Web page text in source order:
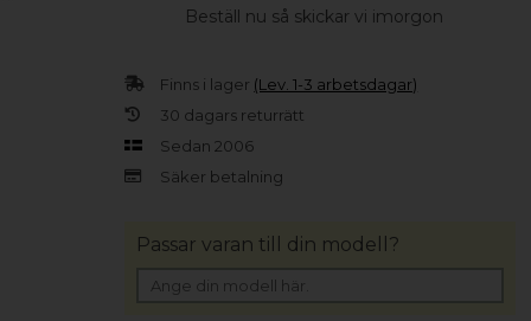
Beställ nu så skickar vi imorgon
Finns i lager (Lev. 1-3 arbetsdagar)
30 dagars returrätt
Sedan 2006
Säker betalning
Passar varan till din modell?